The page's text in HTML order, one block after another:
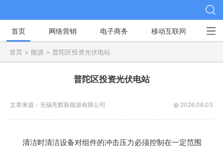
首页 网络营销 电子商务 移动互联网 社
首页 > 能源 > 普陀区投资光伏电站
普陀区投资光伏电站
2026.06.03
文章来源： 无锡亮辉新能源有限公司
清洁时清洁设备对组件的冲击压力必须控制在一定范围